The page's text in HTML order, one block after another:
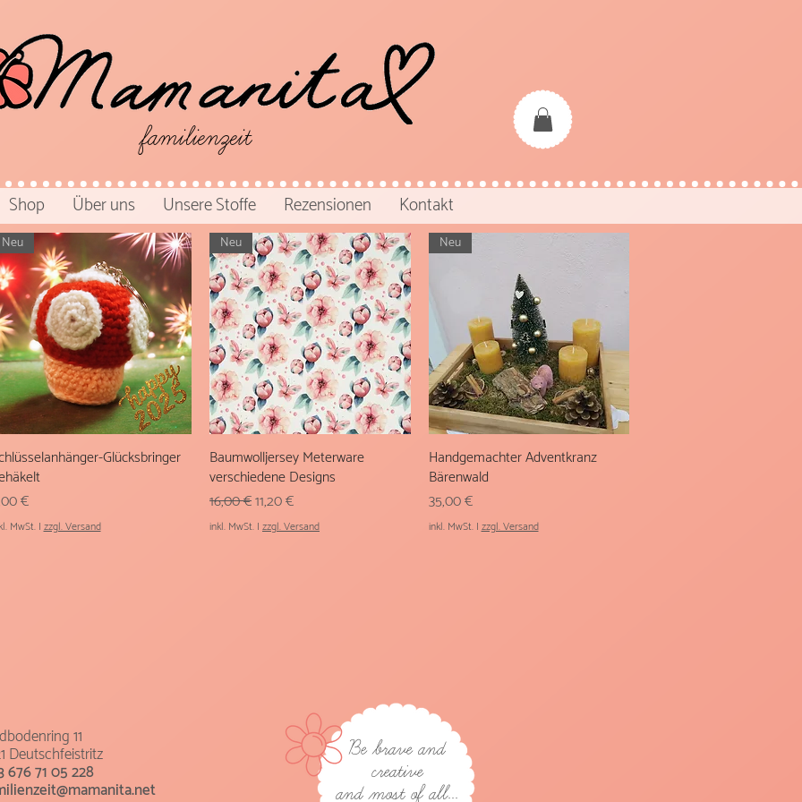
familienzeit
Shop Über uns Unsere Stoffe Rezensionen Kontakt
Schnellansicht
Neu
Glücksbringer
€
MwSt.|zzgl. Versand
Schnellansicht
Neu
Baumwolljersey Meterware
verschiedene Designs
Standardpreis
16,00 €Sale-Preis
11,20 €
inkl. MwSt. | zzgl. Versand
Schnellansicht
Neu
Handgemachter Adventkranz
Bärenwald
Preis
35,00 €
inkl. MwSt.|zzgl. Versand
11
Deutschfeistritz
676 71 05 228
Be brave and
creative
and most of all...